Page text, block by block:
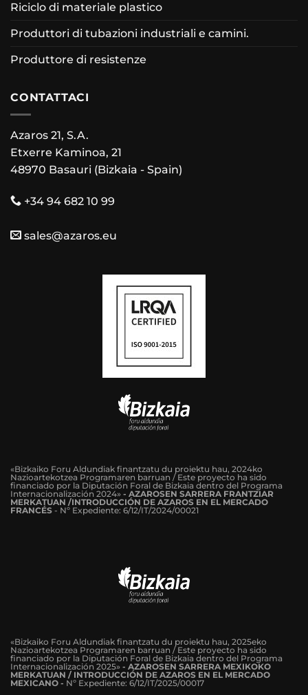
Riciclo di materiale plastico
Produttori di tubazioni industriali e camini.
Produttore di resistenze
CONTATTACI
Azaros 21, S.A.
Etxerre Kaminoa, 21
48970 Basauri (Bizkaia - Spain)
+34 94 682 10 99
sales@azaros.eu
«Bizkaiko Foru Aldundiak finantzatu du proiektu hau, 2024ko
Nazioartekotzea Programaren barruan / Este proyecto ha sido
financiado por la Diputación Foral de Bizkaia dentro del Programa
Internacionalización 2024» - AZAROSEN SARRERA FRANTZIAR
MERKATUAN /INTRODUCCIÓN DE AZAROS EN EL MERCADO
FRANCÉS - Nº Expediente: 6/12/IT/2024/00021
«Bizkaiko Foru Aldundiak finantzatu du proiektu hau, 2025eko
Nazioartekotzea Programaren barruan / Este proyecto ha sido
financiado por la Diputación Foral de Bizkaia dentro del Programa
Internacionalización 2025» - AZAROSEN SARRERA MEXIKOKO
MERKATUAN / INTRODUCCIÓN DE AZAROS EN EL MERCADO
MEXICANO - Nº Expediente: 6/12/IT/2025/00017